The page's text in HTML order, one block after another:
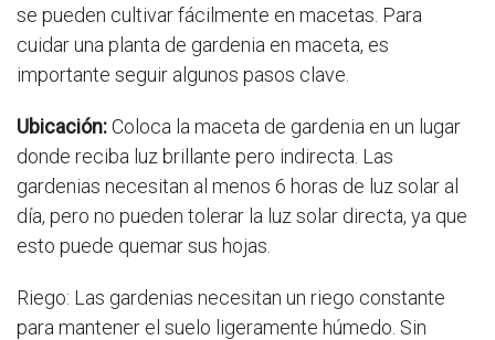
se pueden cultivar fácilmente en macetas. Para
cuidar una planta de gardenia en maceta, es
importante seguir algunos pasos clave.
Ubicación:Coloca la maceta de gardenia en un lugar
donde reciba luz brillante pero indirecta. Las
gardenias necesitan al menos 6 horas de luz solar al
día, pero no pueden tolerar la luz solar directa, ya que
esto puede quemar sus hojas.
Riego: Las gardenias necesitan un riego constante
para mantener el suelo ligeramente húmedo. Sin